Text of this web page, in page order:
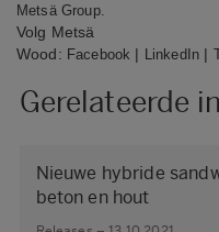
Metsä Group.
Volg Metsä
Wood: Facebook | LinkedIn |
Gerelateerde
Nieuwe hybride
beton en hout